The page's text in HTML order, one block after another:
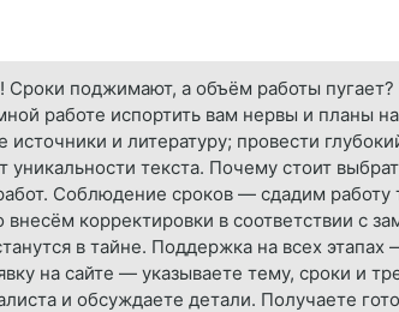
поджимают, а объём работы
работе испортить вам нервы и планы
и литературу; провести
уникальности текста. Почему стоит
Соблюдение сроков — сдадим работу
корректировки в соответствии с
в тайне. Поддержка на всех этапах
на сайте — указываете тему, сроки и
и обсуждаете детали. Получаете